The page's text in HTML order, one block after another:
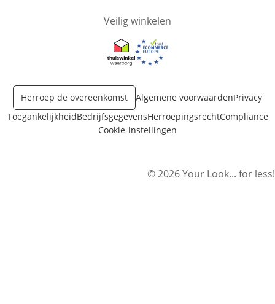
Veilig winkelen
Opent in nieuw venster
Opent in nieuw venster
Herroep de overeenkomst Algemene voorwaardenPrivacy
ToegankelijkheidBedrijfsgegevensHerroepingsrechtCompliance
Cookie-instellingen
© 2026 Your Look... for less!